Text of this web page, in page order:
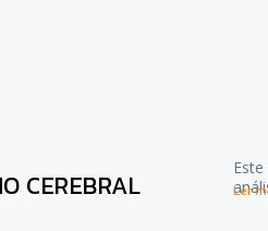
CEREBRAL Ler